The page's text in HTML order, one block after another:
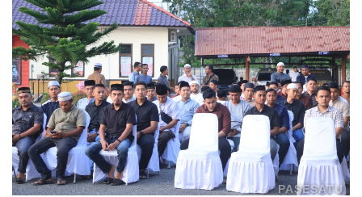
PASESATU